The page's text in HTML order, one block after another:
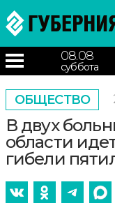
08.08
суббота
ОБЩЕСТВО
В двух
области
гибели